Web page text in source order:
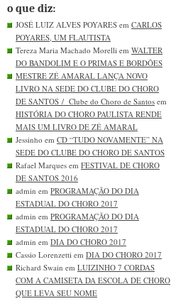
o que diz:
JOSÉ LUIZ ALVES POYARES em CARLOS
POYARES, UM FLAUTISTA
Tereza Maria Machado Morelli em WALTER
DO BANDOLIM E O PRIMAS E BORDÕES
MESTRE ZÉ AMARAL LANÇA NOVO
LIVRO NA SEDE DO CLUBE DO CHORO
DE SANTOS / Clube do Choro de Santos em
HISTÓRIA DO CHORO PAULISTA RENDE
MAIS UM LIVRO DE ZÉ AMARAL
Jessinho em CD “TUDO NOVAMENTE” NA
SEDE DO CLUBE DO CHORO DE SANTOS
Rafael Marques em FESTIVAL DE CHORO
DE SANTOS 2016
admin em PROGRAMAÇÃO DO DIA
ESTADUAL DO CHORO 2017
admin em PROGRAMAÇÃO DO DIA
ESTADUAL DO CHORO 2017
admin em DIA DO CHORO 2017
Cassio Lorenzetti em DIA DO CHORO 2017
Richard Swain em LUIZINHO 7 CORDAS
COM A CAMISETA DA ESCOLA DE CHORO
QUE LEVA SEU NOME